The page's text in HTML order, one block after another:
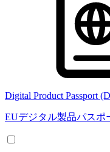
Digital Product Passport
EUデジタル製品パスポ